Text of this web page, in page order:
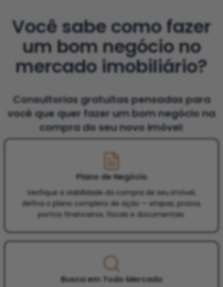
Você sabe como fazer
um bom negócio no
mercado imobiliário?
Consultorias gratuitas pensadas para
você que quer fazer um bom negócio na
compra do seu novo imóvel:
Plano de Negócio
Verifique a viabilidade da compra de seu imóvel,
defina o plano completo de ação — etapas, prazos,
pontos financeiros, fiscais e documentais.
Busca em Todo Mercado